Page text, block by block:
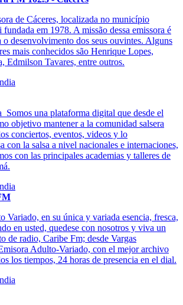
de Cáceres, localizada no município
em 1978. A missão dessa emissora é
desenvolvimento dos seus ouvintes. Alguns
mais conhecidos são Henrique Lopes,
Edmilson Tavares, entre outros.
Somos una plataforma digital que desde el
objetivo mantener a la comunidad salsera
conciertos, eventos, videos y lo
con la salsa a nivel nacionales e internaciones,
con las principales academias y talleres de
Variado, en su única y variada esencia, fresca,
en usted, quedese con nosotros y viva un
de radio, Caribe Fm; desde Vargas
Adulto-Variado, con el mejor archivo
los tiempos, 24 horas de presencia en el dial.